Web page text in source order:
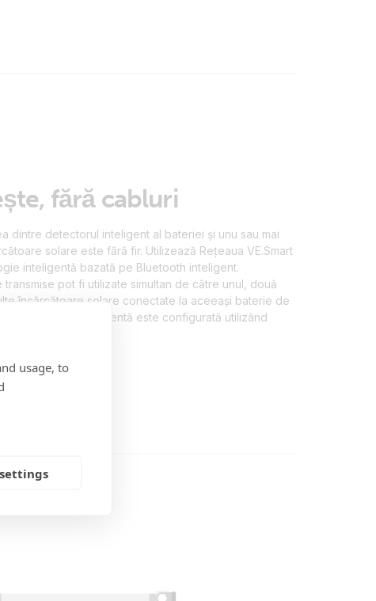
usage, to
fără cabluri
dintre detectorul inteligent al bateriei și unu sau mai
solare este fără fir. Utilizează Rețeaua VE.Smart
inteligentă bazată pe Bluetooth inteligent.
transmise pot fi utilizate simultan de către unul, două
încărcătoare solare conectate la aceeași baterie de
48V. Rețeaua inteligentă este configurată utilizând